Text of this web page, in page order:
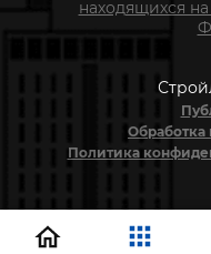
находящихся
Обработка
Политика